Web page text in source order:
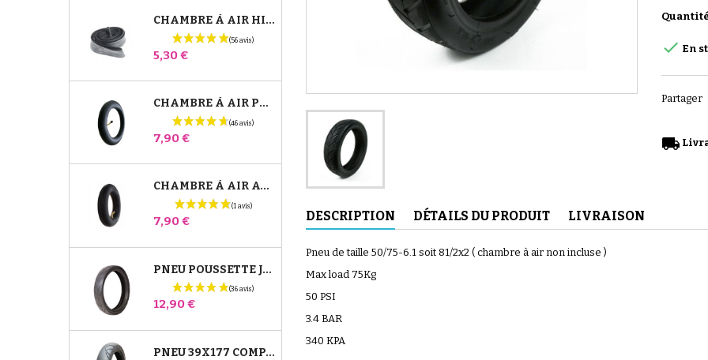
CHAMBRE À AIR HIGH TREK BÉBÉ CONFORT
Prix
5,30 €
CHAMBRE À AIR POUSSETTE JANÉ SLALOM PRO ET POWERTWIN
Prix
7,90 €
CHAMBRE À AIR AVANT POUSSETTE BUGABOO DONKEY
Prix
7,90 €
PNEU POUSSETTE JANÉ SLALOM PRO ET POWERTWIN
Prix
12,90 €
PNEU 39X177 COMPATIBLE POUSSETTE BUGABOO DONKEY - POUR ROUE AVANT
 En
Partager
local_shipping
DESCRIPTION DÉTAILS DU PRODUIT LIVRAISON
Pneu de taille 50/75-6.1 soit 81/2x2 ( chambre à air non incluse )
Max load 75Kg
50 PSI
3.4 BAR
340 KPA